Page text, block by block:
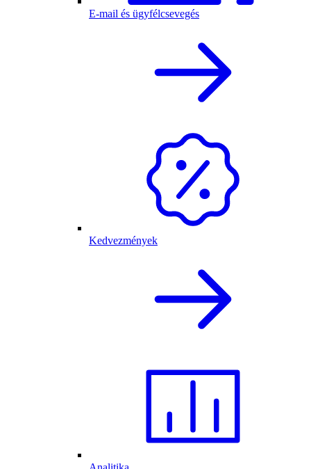
E-mail és ügyfélcsevegés
Kedvezmények